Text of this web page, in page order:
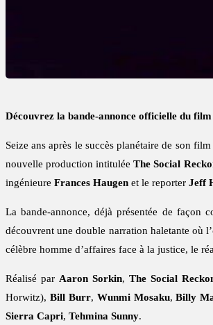
Découvrez la bande-annonce officielle du
Seize ans après le succès planétaire de son
nouvelle production intituléeThe Social
ingénieure Frances Haugen et le reporter Jeff
La bande-annonce, déjà présentée de façon
découvrent une double narration haletante où
célèbre homme d’affaires face à la justice, le
Réalisé par Aaron Sorkin, The Social
Horwitz), Bill Burr, Wunmi Mosaku,Billy
Sierra Capri, Tehmina Sunny.